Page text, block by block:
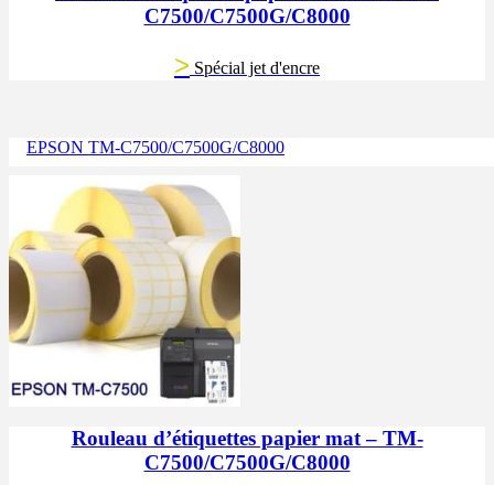
C7500/C7500G/C8000
> Spécial jet d'encre
EPSON TM-C7500/C7500G/C8000
Rouleau d’étiquettes papier mat – TM-
C7500/C7500G/C8000